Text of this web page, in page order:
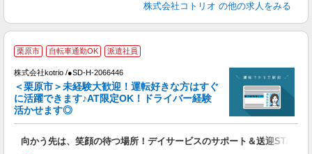
株式会社コトリオ の他の求人をみる
栗原市 自転車通勤OK 派遣社員
株式会社kotrio /●SD-H-2066446
＜栗原市＞未経験大歓迎！運転好きな方はすぐ
に活躍できます♪AT限定OK！ドライバー経験
活かせます◎
向かう先は、笑顔の待つ場所！デイサービスのサポート＆送迎STAFF